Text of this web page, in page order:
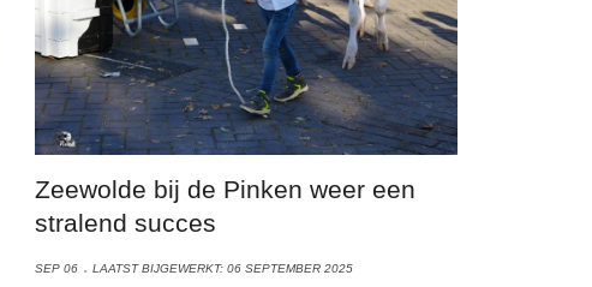
Zeewolde bij de Pinken weer een
stralend succes
SEP 06 LAATST BIJGEWERKT: 06 SEPTEMBER 2025